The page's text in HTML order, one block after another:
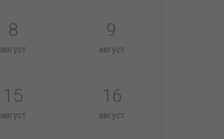
8
август
9
август
15
август
16
август